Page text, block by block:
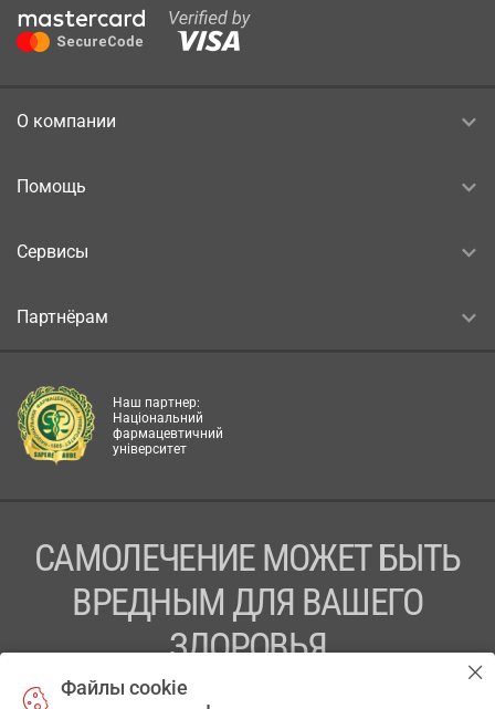
О компании
Помощь
Сервисы
Партнёрам
Наш партнер:
Національний
фармацевтичний
університет
САМОЛЕЧЕНИЕ МОЖЕТ БЫТЬ
ВРЕДНЫМ ДЛЯ ВАШЕГО
ЗДОРОВЬЯ
ПЕРЕД ПРИМЕНЕНИЕМ ПРЕПАРАТА
Файлы cookie